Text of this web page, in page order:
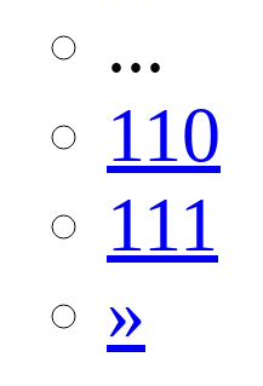
...
110
111
»